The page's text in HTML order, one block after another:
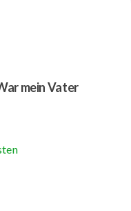
mein Vater